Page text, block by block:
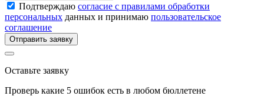
Подтверждаю согласие с правилами обработки
персональных данных и принимаю пользовательское
соглашение
Отправить заявку
Оставьте заявку
Проверь какие 5 ошибок есть в любом бюллетене